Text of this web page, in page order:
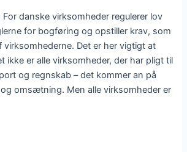
danske virksomheder regulerer lov
for bogføring og opstiller krav, som
virksomhederne. Det er her vigtigt at
ikke er alle virksomheder, der har pligt til
og regnskab – det kommer an på
omsætning. Men alle virksomheder er